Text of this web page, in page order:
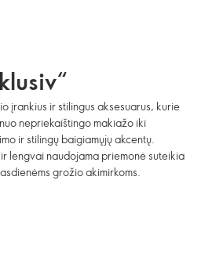
įrankius ir stilingus aksesuarus, kurie
nepriekaištingo makiažo iki
ir stilingų baigiamųjų akcentų.
lengvai naudojama priemonė suteikia
grožio akimirkoms.